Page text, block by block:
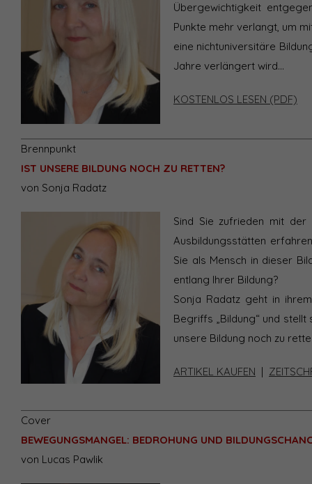
Übergewichtigkeit
Punkte mehr verlangt, um
eine nichtuniversitäre
Jahre verlängert wird…
KOSTENLOS LESEN (PDF)
Brennpunkt
IST UNSERE BILDUNG NOCH ZU RETTEN?
von Sonja Radatz
Sind Sie zufrieden mit der
Ausbildungsstätten
Sie als Mensch in dieser
entlang Ihrer Bildung?
Sonja Radatz geht in
Begriffs „Bildung“ und
unsere Bildung noch zu
ARTIKEL KAUFEN
Cover
BEWEGUNGSMANGEL: BEDROHUNG UND
von Lucas Pawlik